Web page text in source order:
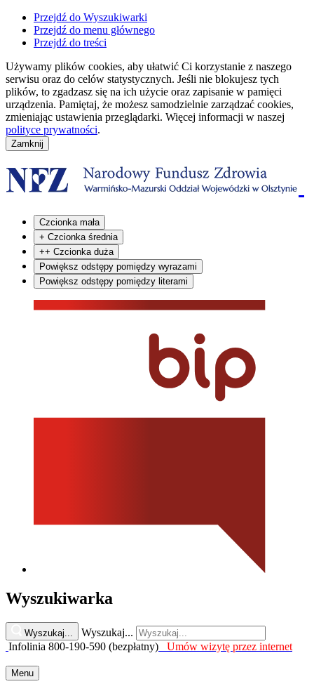
Przejdź do Wyszukiwarki
Przejdź do menu głównego
Przejdź do treści
Używamy plików cookies, aby ułatwić Ci korzystanie z naszego
serwisu oraz do celów statystycznych. Jeśli nie blokujesz tych
plików, to zgadzasz się na ich użycie oraz zapisanie w pamięci
urządzenia. Pamiętaj, że możesz samodzielnie zarządzać cookies,
zmieniając ustawienia przeglądarki. Więcej informacji w naszej
polityce prywatności.
Czcionka mała
+ Czcionka średnia
++ Czcionka duża
Powiększ odstępy pomiędzy wyrazami
Powiększ odstępy pomiędzy literami
Wyszukiwarka
Wyszukaj...
Wyszukaj...
Infolinia 800-190-590 (bezpłatny)
Umów wizytę przez internet
Menu